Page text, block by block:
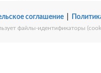
соглашение|
файлы-идентификаторы